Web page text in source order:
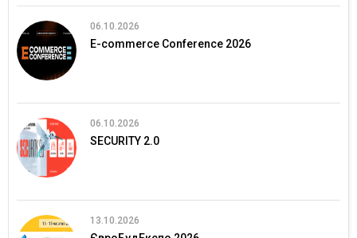
06.10.2026
E-commerce Conference 2026
06.10.2026
SECURITY 2.0
13.10.2026